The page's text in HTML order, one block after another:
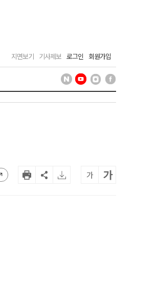
지면보기 기사제보 로그인 회원가입
가 가